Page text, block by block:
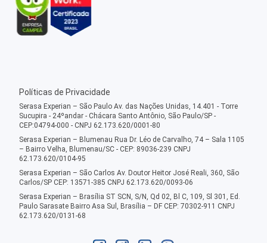
Políticas de Privacidade
Serasa Experian – São Paulo Av. das Nações Unidas, 14.401 - Torre
Sucupira - 24ºandar - Chácara Santo Antônio, São Paulo/SP -
CEP:04794-000 - CNPJ 62.173.620/0001-80
Serasa Experian – Blumenau Rua Dr. Léo de Carvalho, 74 – Sala 1105
– Bairro Velha, Blumenau/SC - CEP: 89036-239 CNPJ
62.173.620/0104-95
Serasa Experian – São Carlos Av. Doutor Heitor José Reali, 360, São
Carlos/SP CEP: 13571-385 CNPJ 62.173.620/0093-06
Serasa Experian – Brasília ST SCN, S/N, Qd 02, Bl C, 109, Sl 301, Ed.
Paulo Sarasate Bairro Asa Sul, Brasília – DF CEP: 70302-911 CNPJ
62.173.620/0131-68